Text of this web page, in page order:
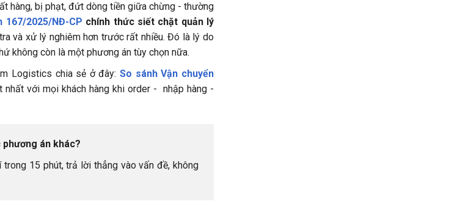
hàng, bị phạt, đứt dòng tiền giữa chừng - thường
167/2025/NĐ-CP chính thức siết chặt quản lý
và xử lý nghiêm hơn trước rất nhiều. Đó là lý do
không còn là một phương án tùy chọn nữa.
Logistics chia sẻ ở đây:So sánh Vận chuyển
với mọi khách hàng khi order - nhập hàng -
án khác?
15 phút, trả lời thẳng vào vấn đề, không